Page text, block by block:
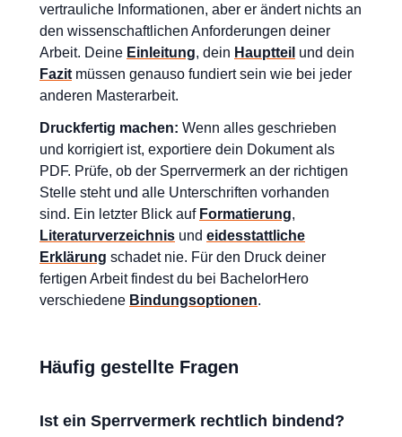
vertrauliche Informationen, aber er ändert nichts an
den wissenschaftlichen Anforderungen deiner
Arbeit. Deine Einleitung, dein Hauptteil und dein
Fazit müssen genauso fundiert sein wie bei jeder
anderen Masterarbeit.
Druckfertig machen: Wenn alles geschrieben
und korrigiert ist, exportiere dein Dokument als
PDF. Prüfe, ob der Sperrvermerk an der richtigen
Stelle steht und alle Unterschriften vorhanden
sind. Ein letzter Blick auf Formatierung,
Literaturverzeichnis und eidesstattliche
Erklärung schadet nie. Für den Druck deiner
fertigen Arbeit findest du bei BachelorHero
verschiedene Bindungsoptionen.
Häufig gestellte Fragen
Ist ein Sperrvermerk rechtlich bindend?